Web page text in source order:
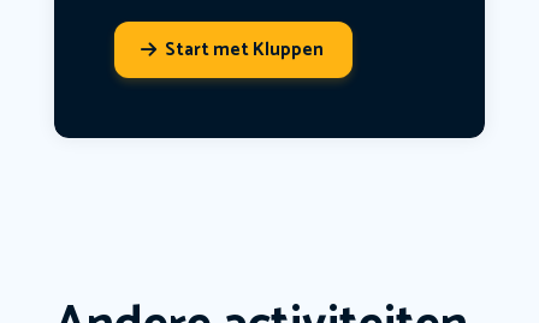
Start met Kluppen